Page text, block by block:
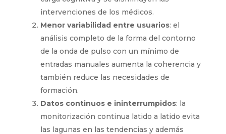
intervenciones de los médicos.
Menor variabilidad entre usuarios: el
análisis completo de la forma del contorno
de la onda de pulso con un mínimo de
entradas manuales aumenta la coherencia y
también reduce las necesidades de
formación.
Datos continuos e ininterrumpidos: la
monitorización continua latido a latido evita
las lagunas en las tendencias y además